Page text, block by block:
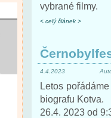
vybrané filmy.
< celý článek >
4.4.2023
Letos
biografu Kotva.
26.4. 2023 od